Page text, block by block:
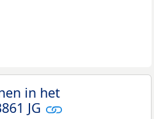
in het
JG